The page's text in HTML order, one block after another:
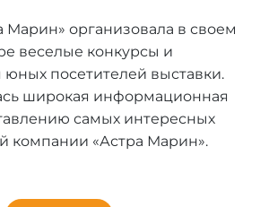
Марин» организовала в своем
веселые конкурсы и
юных посетителей выставки.
широкая информационная
самых интересных
компании «Астра Марин».